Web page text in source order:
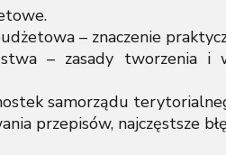
– znaczenie
– zasady tworzenia i
samorządu
przepisów, najczęstsze